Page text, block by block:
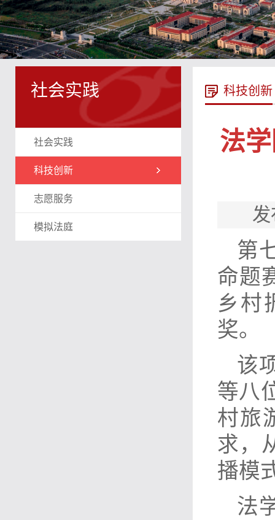
社会实践
社会实践
科技创新
志愿服务
模拟法庭
科技创新
法
第
命题
乡村
奖。
该
等八
村旅
求，
播模
法